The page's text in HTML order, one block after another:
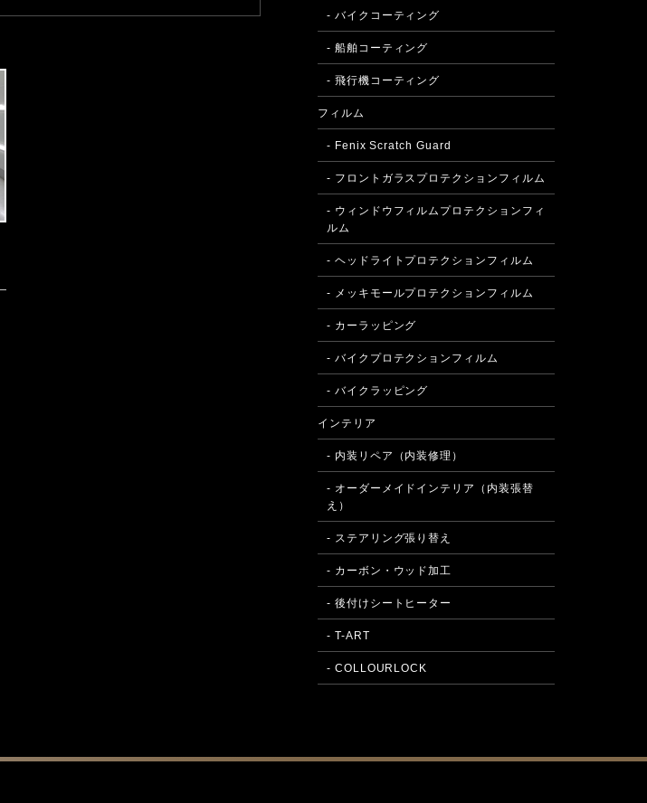
- バイクコーティング
- 船舶コーティング
- 飛行機コーティング
フィルム
- Fenix Scratch Guard
- フロントガラスプロテクションフィルム
- ウィンドウフィルムプロテクションフィ
ルム
- ヘッドライトプロテクションフィルム
- メッキモールプロテクションフィルム
- カーラッピング
- バイクプロテクションフィルム
- バイクラッピング
インテリア
- 内装リペア（内装修理）
- オーダーメイドインテリア（内装張替
え）
- ステアリング張り替え
- カーボン・ウッド加工
- 後付けシートヒーター
- T-ART
- COLLOURLOCK